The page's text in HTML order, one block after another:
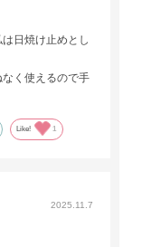
日焼け止めとし
く使えるので手
Like! 1
2025.11.7